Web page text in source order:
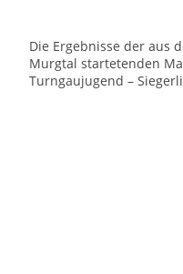
Die Ergebnisse der aus
Murgtal startetenden
Turngaujugend –